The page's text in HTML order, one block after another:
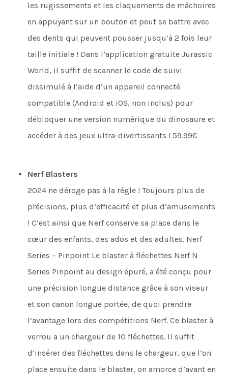
les rugissements et les claquements de mâchoires
en appuyant sur un bouton et peut se battre avec
des dents qui peuvent pousser jusqu’à 2 fois leur
taille initiale ! Dans l’application gratuite Jurassic
World, il suffit de scanner le code de suivi
dissimulé à l’aide d’un appareil connecté
compatible (Android et iOS, non inclus) pour
débloquer une version numérique du dinosaure et
accéder à des jeux ultra-divertissants ! 59.99€
Nerf Blasters
2024 ne déroge pas à la règle ! Toujours plus de
précisions, plus d’efficacité et plus d’amusements
! C’est ainsi que Nerf conserve sa place dans le
cœur des enfants, des ados et des adultes. Nerf
Series – Pinpoint Le blaster à fléchettes Nerf N
Series Pinpoint au design épuré, a été conçu pour
une précision longue distance grâce à son viseur
et son canon longue portée, de quoi prendre
l’avantage lors des compétitions Nerf. Ce blaster à
verrou a un chargeur de 10 fléchettes. Il suffit
d’insérer des fléchettes dans le chargeur, que l’on
place ensuite dans le blaster, on amorce d’avant en